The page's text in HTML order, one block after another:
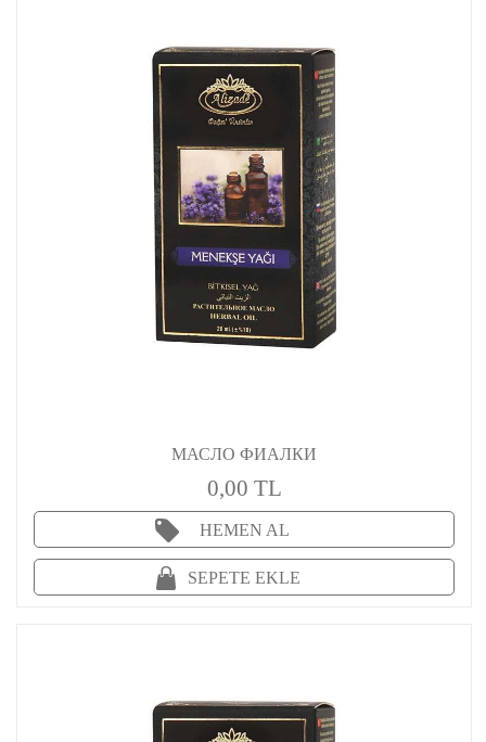
МАСЛО ФИАЛКИ
0,00 TL
HEMEN AL
SEPETE EKLE